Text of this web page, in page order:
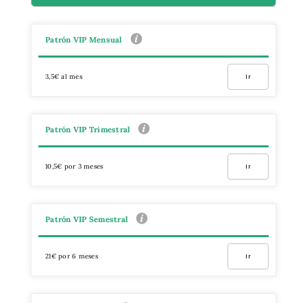
Patrón VIP Mensual
3,5€ al mes Ir
Patrón VIP Trimestral
10,5€ por 3 meses Ir
Patrón VIP Semestral
21€ por 6 meses Ir